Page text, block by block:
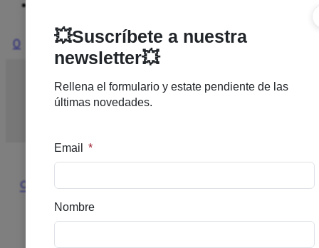
0
Inicio/DERMOCOSMETICA/ANTIEDAD/SENSILIS
ORIGIN PRO EGF-5 AMPOLLAS 30 AMPOLLAS X
🔍